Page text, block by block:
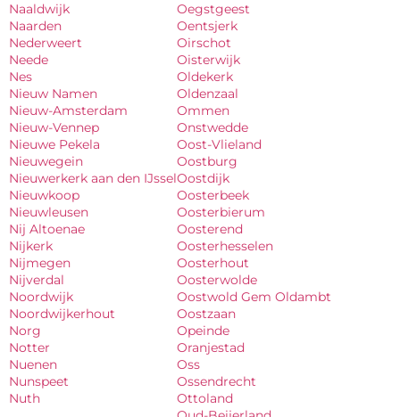
Naaldwijk
Naarden
Nederweert
Neede
Nes
Nieuw Namen
Nieuw-Amsterdam
Nieuw-Vennep
Nieuwe Pekela
Nieuwegein
Nieuwerkerk aan den IJssel
Nieuwkoop
Nieuwleusen
Nij Altoenae
Nijkerk
Nijmegen
Nijverdal
Noordwijk
Noordwijkerhout
Norg
Notter
Nuenen
Nunspeet
Nuth
Oegstgeest
Oentsjerk
Oirschot
Oisterwijk
Oldekerk
Oldenzaal
Ommen
Onstwedde
Oost-Vlieland
Oostburg
Oostdijk
Oosterbeek
Oosterbierum
Oosterend
Oosterhesselen
Oosterhout
Oosterwolde
Oostwold Gem Oldambt
Oostzaan
Opeinde
Oranjestad
Oss
Ossendrecht
Ottoland